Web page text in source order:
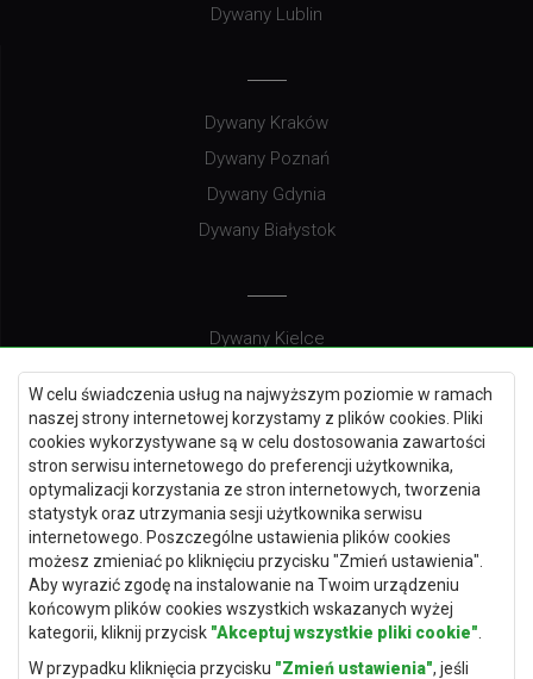
W celu świadczenia usług na najwyższym poziomie w ramach
naszej strony internetowej korzystamy z plików cookies. Pliki
cookies wykorzystywane są w celu dostosowania zawartości
stron serwisu internetowego do preferencji użytkownika,
optymalizacji korzystania ze stron internetowych, tworzenia
statystyk oraz utrzymania sesji użytkownika serwisu
internetowego. Poszczególne ustawienia plików cookies
możesz zmieniać po kliknięciu przycisku "Zmień ustawienia".
Aby wyrazić zgodę na instalowanie na Twoim urządzeniu
końcowym plików cookies wszystkich wskazanych wyżej
kategorii, kliknij przycisk "Akceptuj wszystkie pliki cookie"
W przypadku kliknięcia przycisku "Zmień ustawienia", jeśli
Dywany Lublin
Dywany Kraków
Dywany Poznań
Dywany Gdynia
Dywany Białystok
Dywany Kielce
Dywany Gdańsk
Dywany Toruń
Dywany Bydgoszcz
Dywany Łódź
Dywany Katowice
Dywany Rzeszów
Dywany Częstochowa